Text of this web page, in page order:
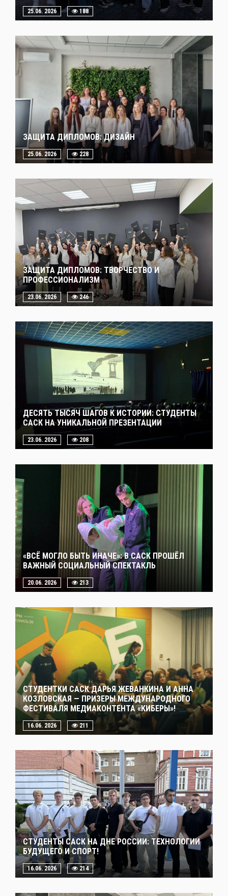
25.06. 2026 188
ЗАЩИТА ДИПЛОМОВ: ДИЗАЙН
25.06. 2026 228
ЗАЩИТА ДИПЛОМОВ: ТВОРЧЕСТВО И
ПРОФЕССИОНАЛИЗМ
23.06. 2026 246
ДЕСЯТЬ ТЫСЯЧ ШАГОВ К ИСТОРИИ: СТУДЕНТЫ
САСК НА УНИКАЛЬНОЙ ПРЕЗЕНТАЦИИ
23.06. 2026 208
«ВСЁ МОГЛО БЫТЬ ИНАЧЕ»: В САСК ПРОШЁЛ
ВАЖНЫЙ СОЦИАЛЬНЫЙ СПЕКТАКЛЬ
20.06. 2026 213
СТУДЕНТКИ САСК ДАРЬЯ ЖЕВАНКИНА И АННА
КОЗЛОВСКАЯ — ПРИЗЕРЫ МЕЖДУНАРОДНОГО
ФЕСТИВАЛЯ МЕДИАКОНТЕНТА «КИБЕРЫ»!
16.06. 2026 211
СТУДЕНТЫ САСК НА ДНЕ РОССИИ: ТЕХНОЛОГИИ
БУДУЩЕГО И СПОРТ!
16.06. 2026 214